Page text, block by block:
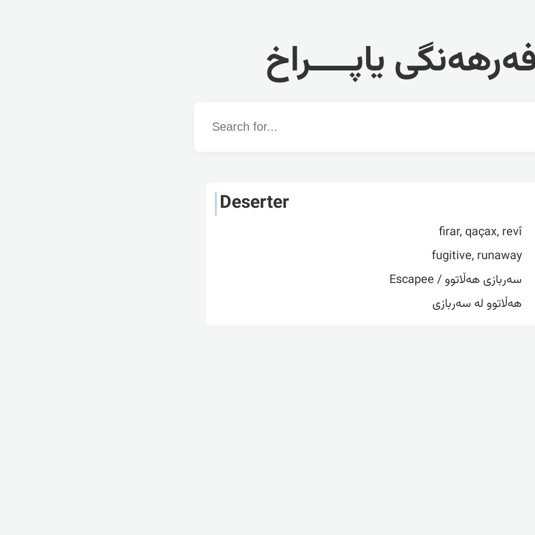
یاپــــراخ
Word
Deserter
firar, qaçax, revî
fugitive, runaway
سەربازی هەڵاتوو / Escapee
هەڵاتوو لە سەربازی